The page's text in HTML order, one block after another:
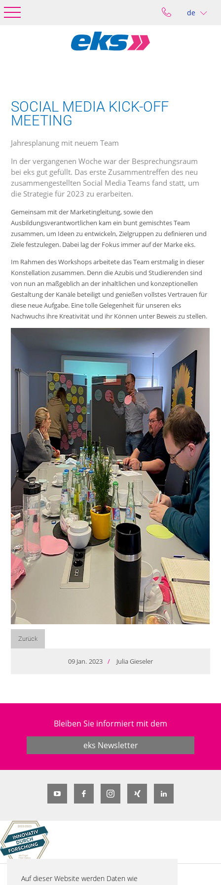
Auf dieser Website werden Daten wie
de
SOCIAL MEDIA KICK-OFF
MEETING
Jahresplanung mit neuem Team
In der vergangenen Woche war der Besprechungsraum
bei eks gut gefüllt. Das erste Zusammentreffen des neu
zusammengestellten Social Media Teams fand statt, um
die Strategie für 2023 zu erarbeiten.
Gemeinsam mit der Marketingleitung, sowie den
Ausbildungsverantwortlichen kam ein bunt gemischtes Team
zusammen, um Ideen zu entwickeln, Zielgruppen zu definieren und
Ziele festzulegen. Dabei lag der Fokus immer auf der Marke eks.
Im Rahmen des Workshops arbeitete das Team erstmalig in dieser
Konstellation zusammen. Denn die Azubis und Studierenden sind
von nun an maßgeblich an der inhaltlichen und konzeptionellen
Gestaltung der Kanäle beteiligt und genießen vollstes Vertrauen für
diese neue Aufgabe. Eine tolle Gelegenheit für unseren eks
Nachwuchs ihre Kreativität und ihr Können unter Beweis zu stellen.
Zurück
09 Jan. 2023 / Julia Gieseler
Bleiben Sie informiert mit dem
eks Newsletter